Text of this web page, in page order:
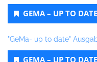
GEMA – UP TO DATE
"GeMa- up to date"
GEMA – UP TO